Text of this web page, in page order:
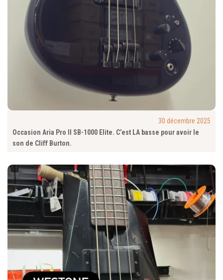
30 décembre 2025
Occasion Aria Pro II SB-1000 Elite. C’est LA basse pour avoir le
son de Cliff Burton.